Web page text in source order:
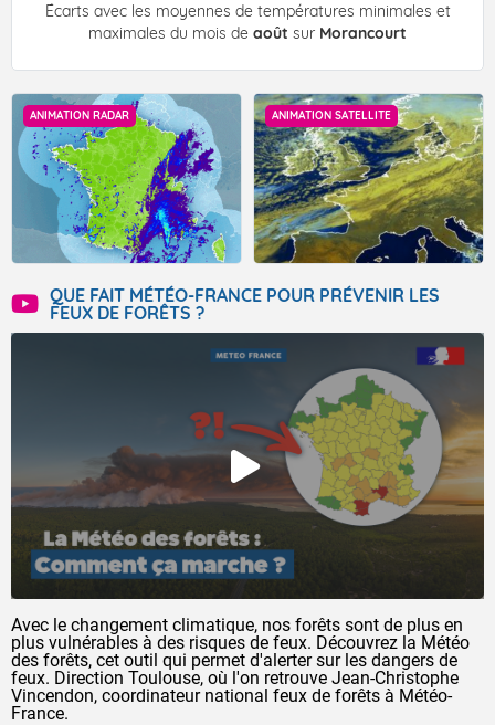
Écarts avec les moyennes de températures minimales et
maximales du mois de août sur Morancourt
ANIMATION RADAR ANIMATION SATELLITE
QUE FAIT MÉTÉO-FRANCE POUR PRÉVENIR LES
FEUX DE FORÊTS ?
Avec le changement climatique, nos forêts sont de plus en
plus vulnérables à des risques de feux. Découvrez la Météo
des forêts, cet outil qui permet d'alerter sur les dangers de
feux. Direction Toulouse, où l'on retrouve Jean-Christophe
Vincendon, coordinateur national feux de forêts à Météo-
France.